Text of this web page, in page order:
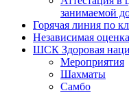
занимаемой
Горячая линия по
Независимая
ШСК Здоровая
Мероприятия
Шахматы
Самбо